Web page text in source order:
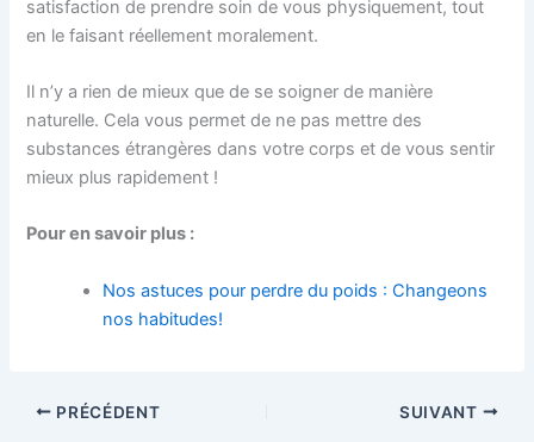
satisfaction de prendre soin de vous physiquement, tout
en le faisant réellement moralement.
Il n’y a rien de mieux que de se soigner de manière
naturelle. Cela vous permet de ne pas mettre des
substances étrangères dans votre corps et de vous sentir
mieux plus rapidement !
Pour en savoir plus :
Nos astuces pour perdre du poids : Changeons
nos habitudes!
PRÉCÉDENT SUIVANT